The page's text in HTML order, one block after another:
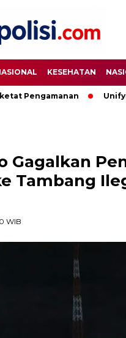
KESEHATAN
Unifying the
Gagalkan
Tambang
WIB